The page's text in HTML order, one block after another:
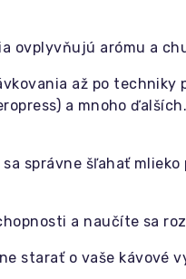
ovplyvňujú arómu a
až po
a mnoho
správne šľahať
a naučíte sa
starať o vaše kávové